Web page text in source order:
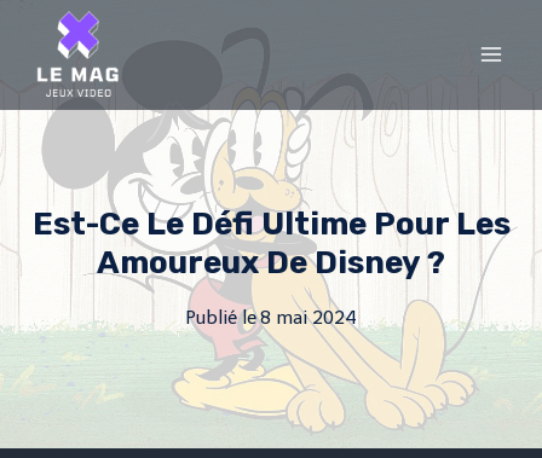
content
Est-Ce Le Défi Ultime Pour Les
Amoureux De Disney ?
Publié le8 mai 2024